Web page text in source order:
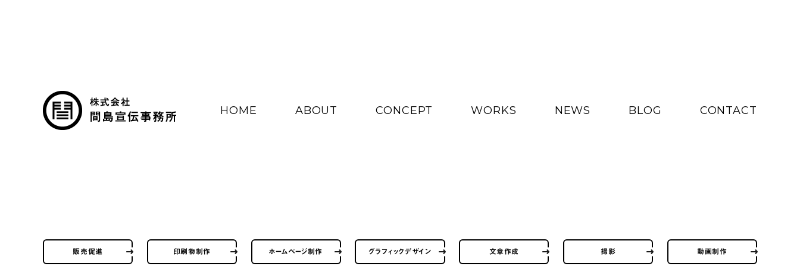
HOME ABOUT CONCEPT WORKS NEWS BLOG CONTACT
販売促進 印刷物制作 ホームページ制作 グラフィックデザイン 文章作成 撮影 動画制作